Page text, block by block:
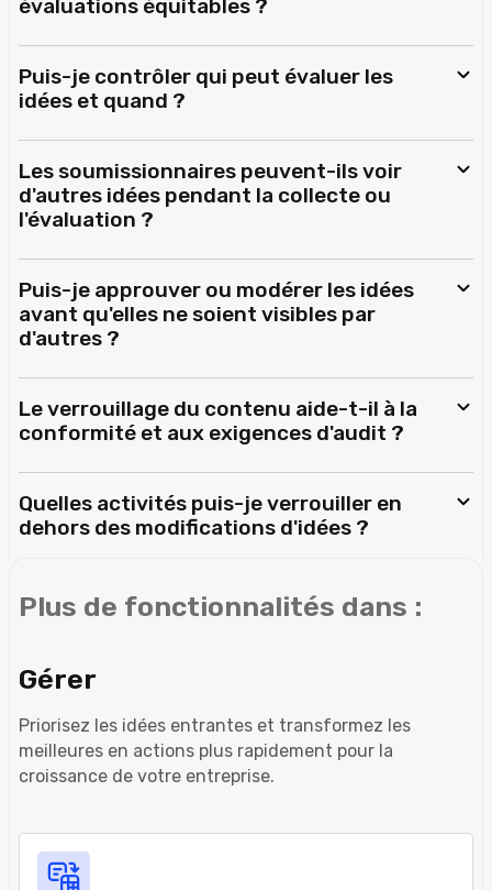
évaluations équitables ?
Puis-je contrôler qui peut évaluer les
idées et quand ?
Les soumissionnaires peuvent-ils voir
d'autres idées pendant la collecte ou
l'évaluation ?
Puis-je approuver ou modérer les idées
avant qu'elles ne soient visibles par
d'autres ?
Le verrouillage du contenu aide-t-il à la
conformité et aux exigences d'audit ?
Quelles activités puis-je verrouiller en
dehors des modifications d'idées ?
Plus de fonctionnalités dans :
Gérer
Priorisez les idées entrantes et transformez les
meilleures en actions plus rapidement pour la
croissance de votre entreprise.